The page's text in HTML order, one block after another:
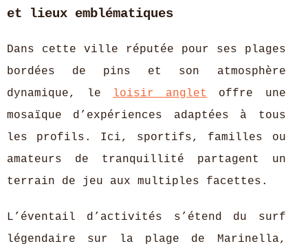
et lieux emblématiques
Dans cette ville réputée pour ses plages
bordées de pins et son atmosphère
dynamique, le loisir anglet
offre une
mosaïque d’expériences adaptées à tous
les profils. Ici, sportifs, familles ou
amateurs de tranquillité partagent un
terrain de jeu aux multiples facettes.
L’éventail d’activités s’étend du surf
légendaire sur la plage de Marinella,